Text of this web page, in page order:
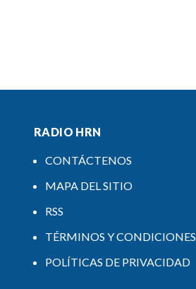
RADIO HRN
CONTÁCTENOS
MAPA DEL SITIO
RSS
TÉRMINOS Y CONDICIONES
POLÍTICAS DE PRIVACIDAD